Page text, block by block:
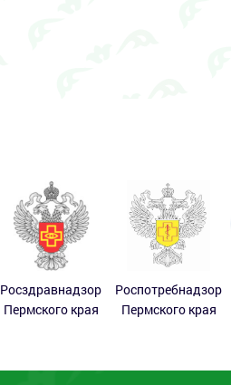
Росздравнадзор
Пермского края
Роспотребнадзор
Пермского края